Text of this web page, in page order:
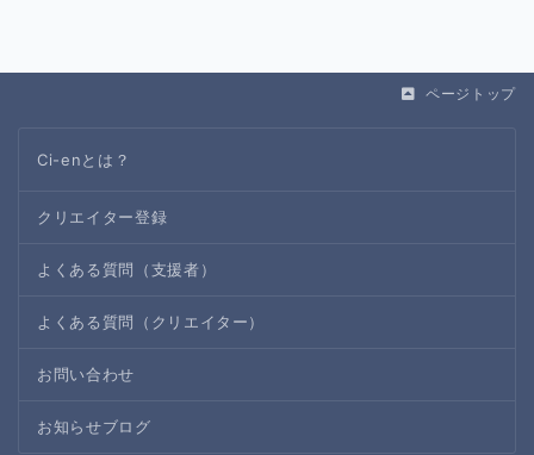
ページトップ
Ci-enとは？
クリエイター登録
よくある質問（支援者）
よくある質問（クリエイター）
お問い合わせ
お知らせブログ